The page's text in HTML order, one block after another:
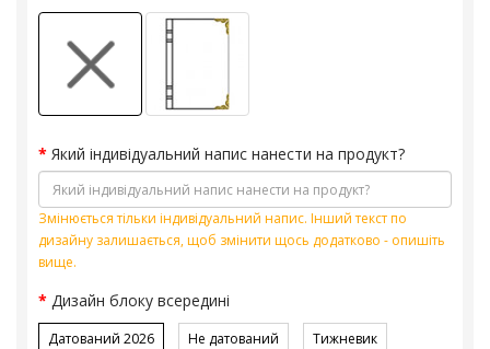
Який індивідуальний напис нанести на продукт?
Змінюється тільки індивідуальний напис. Інший текст по
дизайну залишається, щоб змінити щось додатково - опишіть
вище.
Дизайн блоку всередині
Датований 2026 Не датований Тижневик